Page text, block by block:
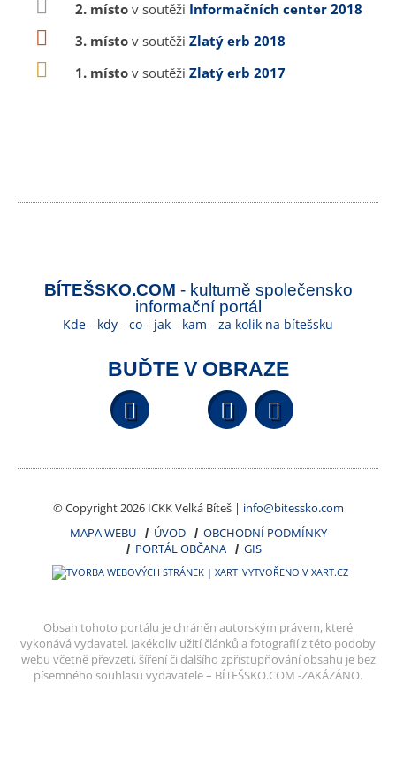
2. místo v soutěži Informačních center 2018
3. místo v soutěži Zlatý erb 2018
1. místo v soutěži Zlatý erb 2017
BÍTEŠSKO.COM - kulturně společensko
informační portál
Kde - kdy - co - jak - kam - za kolik na bítešsku
BUĎTE V OBRAZE
Facebook YouTube
© Copyright 2026 ICKK Velká Bíteš | info@bitessko.com
MAPA WEBU
ÚVOD
OBCHODNÍ PODMÍNKY
PORTÁL OBČANA
GIS
VYTVOŘENO V XART.CZ
Obsah tohoto portálu je chráněn autorským právem, které
vykonává vydavatel. Jakékoliv užití článků a fotografií z této podoby
webu včetně převzetí, šíření či dalšího zpřístupňování obsahu je bez
písemného souhlasu vydavatele – BÍTEŠSKO.COM -ZAKÁZÁNO.